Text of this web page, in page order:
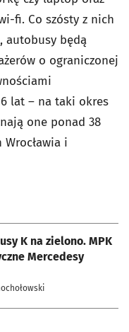
fi. Co szósty z nich
autobusy będą
o ograniczonej
lat – na taki okres
one ponad 38
i
K na zielono. MPK
Mercedesy